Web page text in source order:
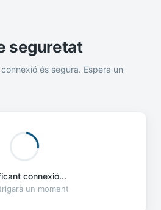
seguretat
és segura. Espera un
connexió...
un moment